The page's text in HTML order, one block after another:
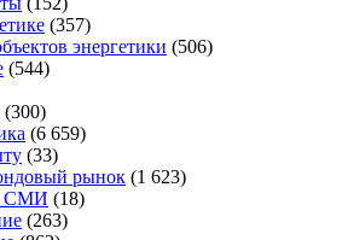
(357)
энергетики (506)
(544)
(300)
(6 659)
(33)
рынок (1 623)
СМИ (18)
(263)